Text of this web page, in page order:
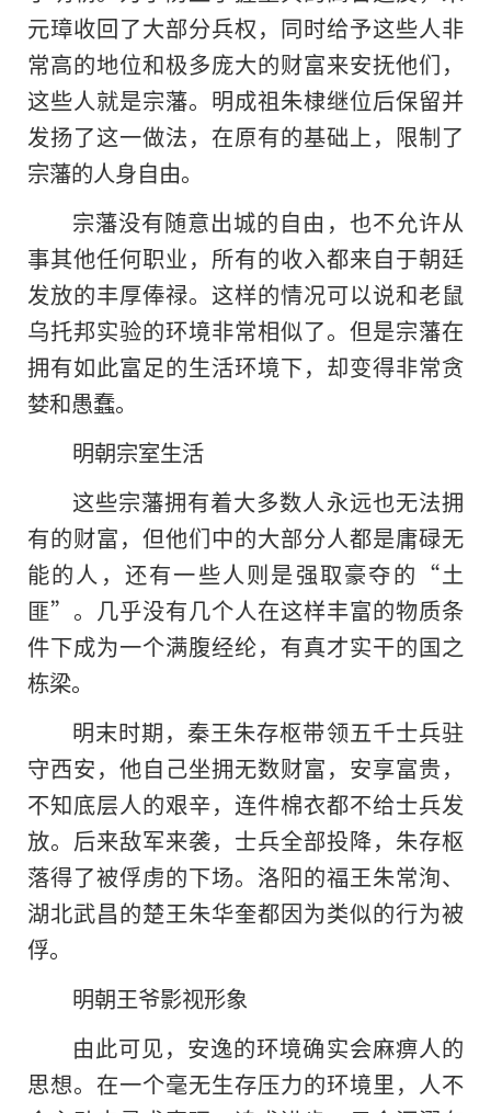
元璋收回了大部分兵权，同时给予这些人非
常高的地位和极多庞大的财富来安抚他们，
这些人就是宗藩。明成祖朱棣继位后保留并
发扬了这一做法，在原有的基础上，限制了
宗藩的人身自由。
宗藩没有随意出城的自由，也不允许从
事其他任何职业，所有的收入都来自于朝廷
发放的丰厚俸禄。这样的情况可以说和老鼠
乌托邦实验的环境非常相似了。但是宗藩在
拥有如此富足的生活环境下，却变得非常贪
婪和愚蠢。
明朝宗室生活
这些宗藩拥有着大多数人永远也无法拥
有的财富，但他们中的大部分人都是庸碌无
能的人，还有一些人则是强取豪夺的“土
匪”。几乎没有几个人在这样丰富的物质条
件下成为一个满腹经纶，有真才实干的国之
栋梁。
明末时期，秦王朱存枢带领五千士兵驻
守西安，他自己坐拥无数财富，安享富贵，
不知底层人的艰辛，连件棉衣都不给士兵发
放。后来敌军来袭，士兵全部投降，朱存枢
落得了被俘虏的下场。洛阳的福王朱常洵、
湖北武昌的楚王朱华奎都因为类似的行为被
俘。
明朝王爷影视形象
由此可见，安逸的环境确实会麻痹人的
思想。在一个毫无生存压力的环境里，人不